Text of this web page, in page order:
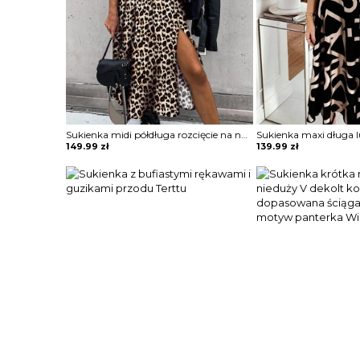
Sukienka midi półdługa rozcięcie na nogę marszczona w talii podkreślona talia koszulowa kołnierzyk dekolt v mankiety długi rękaw panterka cętki Lonna
149.99 zł 139.99 zł